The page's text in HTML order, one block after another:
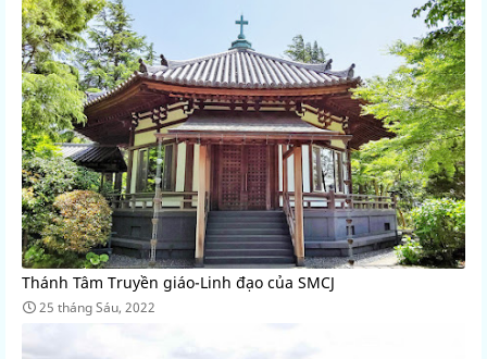
Thánh Tâm Truyền giáo-Linh đạo của SMCJ
25 tháng Sáu, 2022